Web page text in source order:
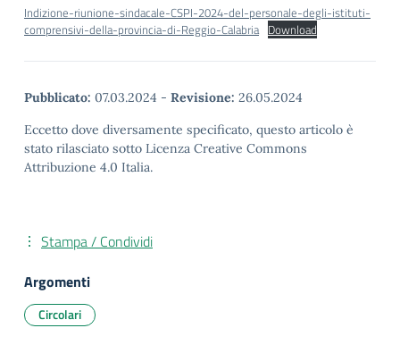
Indizione-riunione-sindacale-CSPI-2024-del-personale-degli-istituti-
comprensivi-della-provincia-di-Reggio-Calabria Download
Pubblicato: 07.03.2024 - Revisione: 26.05.2024
Eccetto dove diversamente specificato, questo articolo è
stato rilasciato sotto Licenza Creative Commons
Attribuzione 4.0 Italia.
Stampa / Condividi
Argomenti
Circolari